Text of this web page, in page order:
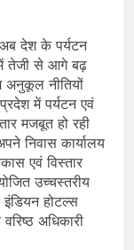
देश के पर्यटन
में तेजी से आगे बढ़
अनुकूल नीतियों
में पर्यटन एवं
मजबूत हो रही
निवास कार्यालय
एवं विस्तार
उच्चस्तरीय
होटल्स
अधिकारी